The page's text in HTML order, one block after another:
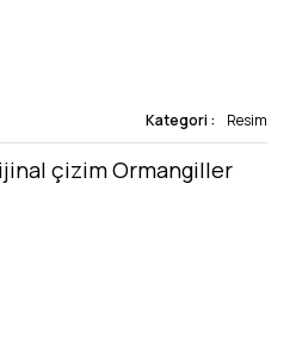
Kategori : Resim
çizim Ormangiller